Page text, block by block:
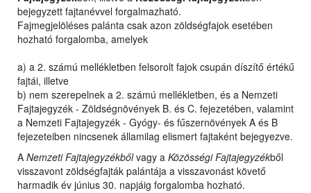
bejegyzett fajtanévvel forgalmazható.
Fajmegjelöléses palánta csak azon zöldségfajok esetében
hozható forgalomba, amelyek
a) a 2. számú mellékletben felsorolt fajok csupán díszítő értékű
fajtái, illetve
b) nem szerepelnek a 2. számú mellékletben, és a Nemzeti
Fajtajegyzék - Zöldségnövények B. és C. fejezetében, valamint
a Nemzeti Fajtajegyzék - Gyógy- és fűszernövények A és B
fejezeteiben nincsenek államilag elismert fajtaként bejegyezve.
A Nemzeti Fajtajegyzékbőlvagy a Közösségi Fajtajegyzékből
visszavont zöldségfajták palántája a visszavonást követő
harmadik év június 30. napjáig forgalomba hozható.